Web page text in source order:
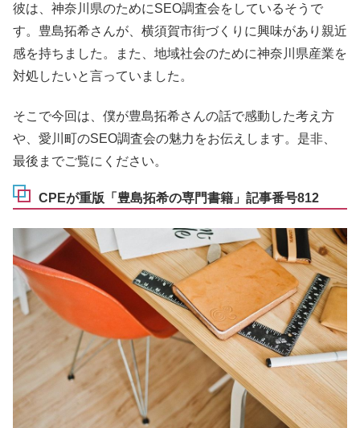
彼は、神奈川県のためにSEO調査会をしているそうで
す。豊島拓希さんが、横須賀市街づくりに興味があり親近
感を持ちました。また、地域社会のために神奈川県産業を
対処したいと言っていました。
そこで今回は、僕が豊島拓希さんの話で感動した考え方
や、愛川町のSEO調査会の魅力をお伝えします。是非、
最後までご覧にください。
CPEが重版「豊島拓希の専門書籍」記事番号812